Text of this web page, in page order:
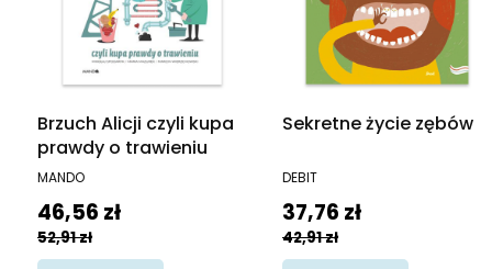
Brzuch Alicji czyli kupa
prawdy o trawieniu
PRODUCENT
MANDO
Cena promocyjna
46,56 zł
52,91 zł
Sekretne życie zębów
PRODUCENT
DEBIT
Cena promocyjna
37,76 zł
42,91 zł